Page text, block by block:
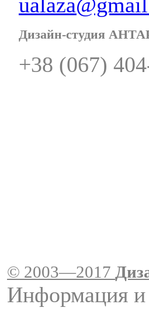
Дизайн-студия
+38 (067)
© 2003—2017
Информация и